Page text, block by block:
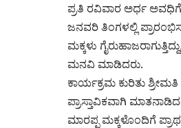
ಪ್ರತಿ ರವಿವಾರ ಅರ್ಧ ಅವಧಿಗೆ
ಜನವರಿ ತಿಂಗಳಲ್ಲಿ
ಮಕ್ಕಳು
ಮನವಿ ಮಾಡಿದರು.
ಕಾರ್ಯಕ್ರಮ ಕುರಿತು
ಪ್ರಾಸ್ತಾವಿಕವಾಗಿ
ಮಾರಪ್ಪ ಮಕ್ಕಳೊಂದಿಗೆ